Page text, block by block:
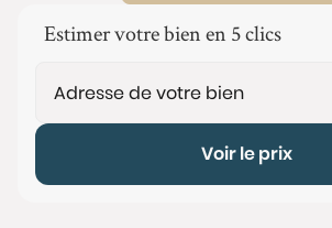
Estimer votre bien en 5 clics
Voir le prix